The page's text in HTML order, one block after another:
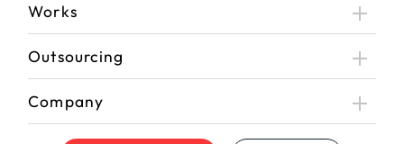
Works
Outsourcing
Company